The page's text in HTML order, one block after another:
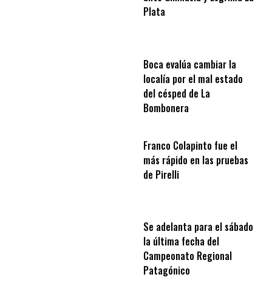
Plata
Boca evalúa cambiar la
localía por el mal estado
del césped de La
Bombonera
Franco Colapinto fue el
más rápido en las pruebas
de Pirelli
Se adelanta para el sábado
la última fecha del
Campeonato Regional
Patagónico